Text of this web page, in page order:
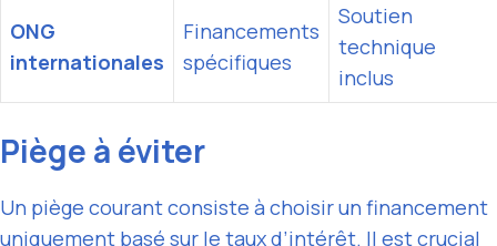
ONG
internationales
Financements
spécifiques
Soutien
technique
inclus
Piège à éviter
Un piège courant consiste à choisir un financement
uniquement basé sur le taux d’intérêt. Il est crucial